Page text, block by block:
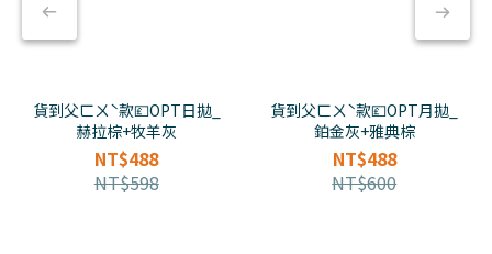
貨到父ㄈㄨˋ款💷OPT日拋_
赫拉棕+牧羊灰
NT$488
NT$598
貨到父ㄈㄨˋ款💷OPT月拋_
鉑金灰+雅典棕
NT$488
NT$600